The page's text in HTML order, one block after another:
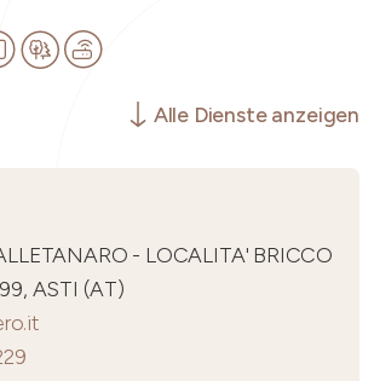
Alle Dienste anzeigen
- LOCALITA' BRICCO
ASTI (AT)